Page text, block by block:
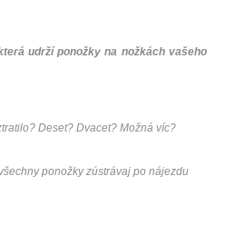
udrží ponožky na nožkách vašeho
Deset? Dvacet? Možná víc?
ponožky zústrávaj po nájezdu